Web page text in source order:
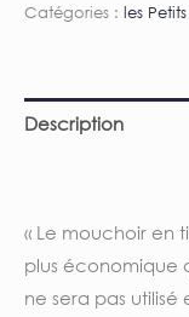
Catégories : les
Description
« Le mouchoir en
plus économique
ne sera pas